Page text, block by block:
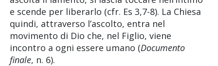
e scende per liberarlo (cfr. Es 3,7-8). La Chiesa
quindi, attraverso l’ascolto, entra nel
movimento di Dio che, nel Figlio, viene
incontro a ogni essere umano (Documento
finale, n. 6).